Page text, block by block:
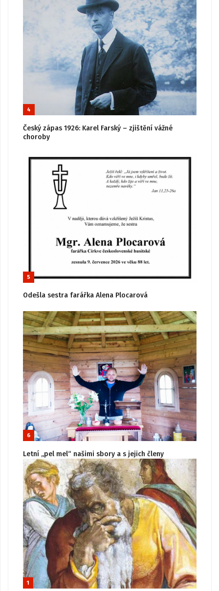
4
Český zápas 1926: Karel Farský – zjištění vážné
choroby
5
Odešla sestra farářka Alena Plocarová
6
Letní „pel mel“ našimi sbory a s jejich členy
1